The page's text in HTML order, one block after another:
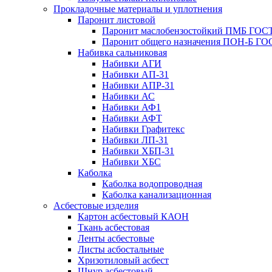
Прокладочные материалы и уплотнения
Паронит листовой
Паронит маслобензостойкий ПМБ
Паронит общего назначения ПОН-Б
Набивка сальниковая
Набивки АГИ
Набивки АП-31
Набивки АПР-31
Набивки АС
Набивки АФ1
Набивки АФТ
Набивки Графитекс
Набивки ЛП-31
Набивки ХБП-31
Набивки ХБС
Каболка
Каболка водопроводная
Каболка канализационная
Асбестовые изделия
Картон асбестовый КАОН
Ткань асбестовая
Ленты асбестовые
Листы асбостальные
Хризотиловый асбеcт